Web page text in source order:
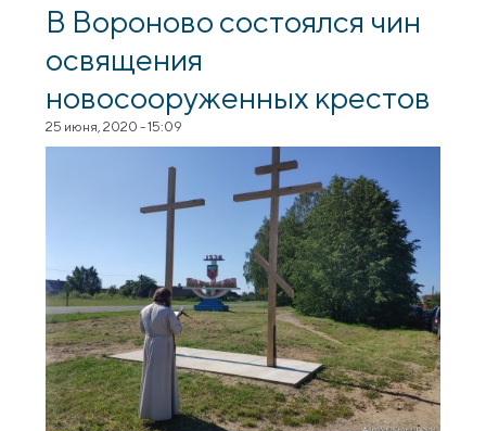
В Вороново состоялся чин
освящения
новосооруженных крестов
25 июня, 2020 - 15:09